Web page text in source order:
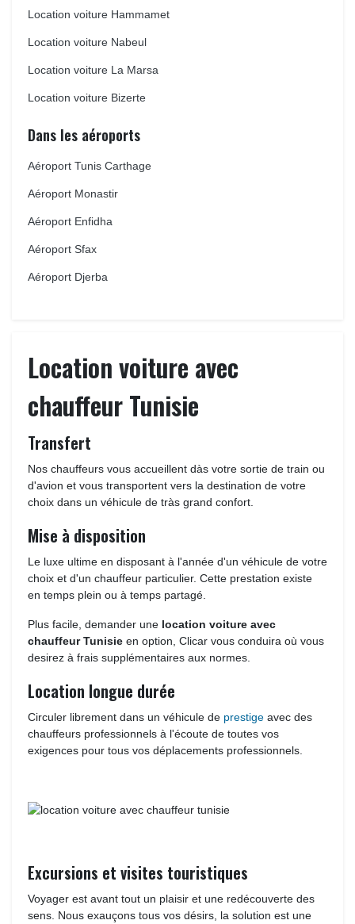
Location voiture Hammamet
Location voiture Nabeul
Location voiture La Marsa
Location voiture Bizerte
Dans les aéroports
Aéroport Tunis Carthage
Aéroport Monastir
Aéroport Enfidha
Aéroport Sfax
Aéroport Djerba
Location voiture avec
chauffeur Tunisie
Transfert
Nos chauffeurs vous accueillent dàs votre sortie de train ou
d'avion et vous transportent vers la destination de votre
choix dans un véhicule de tràs grand confort.
Mise à disposition
Le luxe ultime en disposant à l'année d'un véhicule de votre
choix et d'un chauffeur particulier. Cette prestation existe
en temps plein ou à temps partagé.
Plus facile, demander une location voiture avec
chauffeur Tunisie en option, Clicar vous conduira où vous
desirez à frais supplémentaires aux normes.
Location longue durée
Circuler librement dans un véhicule de prestige avec des
chauffeurs professionnels à l'écoute de toutes vos
exigences pour tous vos déplacements professionnels.
Excursions et visites touristiques
Voyager est avant tout un plaisir et une redécouverte des
sens. Nous exauçons tous vos désirs, la solution est une